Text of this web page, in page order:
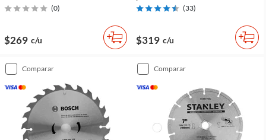
(0)
$269 c/u
(33)
$319 c/u
comparar comparar